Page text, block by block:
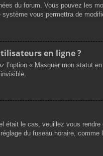
du forum. Vous pouvez les
vous permettra de
en ligne ?
l’option « Masquer mon
était le cas, veuillez vous
du fuseau horaire,